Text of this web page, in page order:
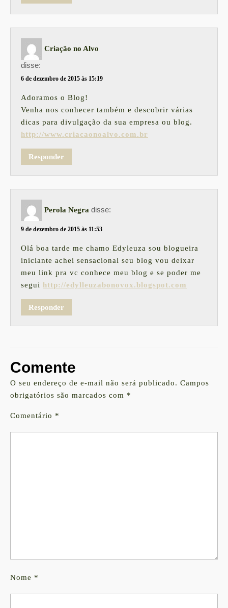
Criação no Alvo
disse:
6 de dezembro de 2015 às 15:19
Adoramos o Blog!
Venha nos conhecer também e descobrir várias
dicas para divulgação da sua empresa ou blog.
http://www.criacaonoalvo.com.br
Responder
Perola Negra disse:
9 de dezembro de 2015 às 11:53
Olá boa tarde me chamo Edyleuza sou blogueira
iniciante achei sensacional seu blog vou deixar
meu link pra vc conhece meu blog e se poder me
segui http://edylleuzabonovox.blogspot.com
Responder
Comente
O seu endereço de e-mail não será publicado. Campos
obrigatórios são marcados com *
Comentário *
Nome *